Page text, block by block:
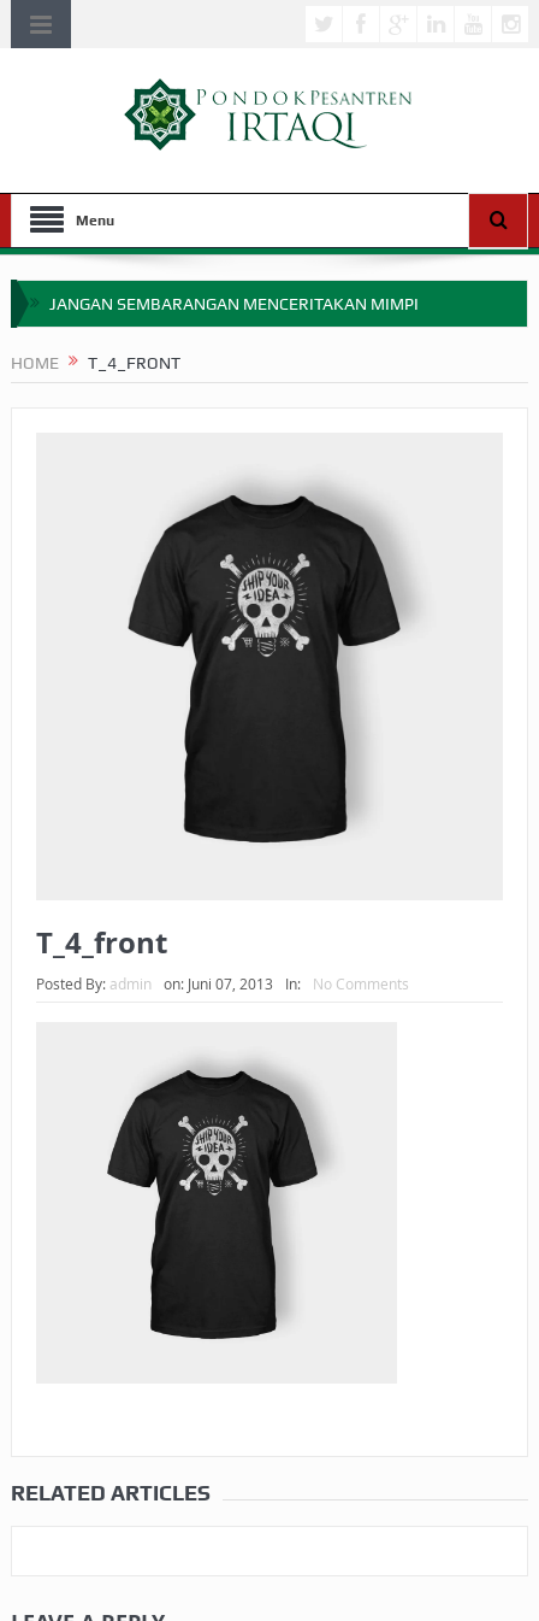
Menu
JANGAN SEMBARANGAN MENCERITAKAN MIMPI
HAKIKAT NIKMAT DI DUNIA!
BAGAIMANA CARA MEMBAYAR ZAKAT UANG?
UANG HARAM BISA MENJADI HALAL JIKA SEBAB
KEPEMILIKANNYA BERUBAH
ISTIDLAL BATIL VS ISTIDLAL SYAR’I
BAHASA CINTA KARENA ALLAH
HUKUM MEMBAYAR ZAKAT DENGAN CARA MENGANGSUR
HOME T_4_FRONT
T_4_front
Posted By: admin on: Juni 07, 2013 In: No Comments
RELATED ARTICLES